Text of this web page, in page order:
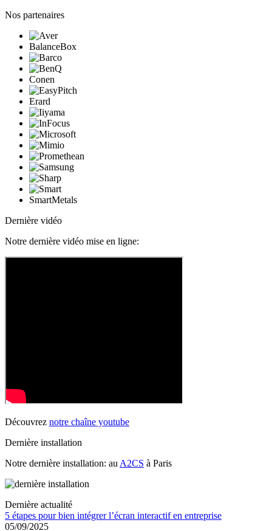
Nos partenaires
BalanceBox
Conen
Erard
SmartMetals
Dernière vidéo
Notre dernière vidéo mise en ligne:
Découvrez notre chaîne youtube
Dernière installation
Notre dernière installation: au A2CS à Paris
Dernière actualité
5 étapes pour bien intégrer l’écran interactif en entreprise
05/09/2025